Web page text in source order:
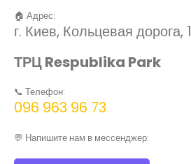
🏠 Адрес:
г. Киев, Кольцевая дорога, 1
ТРЦ Respublika Park
📞 Телефон:
096 963 96 73
💬 Напишите нам в мессенджер: